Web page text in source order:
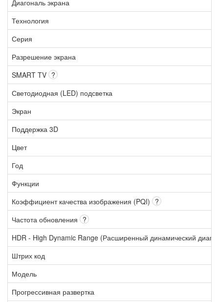
Диагональ экрана
Технология
Серия
Разрешение экрана
SMART TV ?
Светодиодная (LED) подсветка
Экран
Поддержка 3D
Цвет
Год
Функции
Коэффициент качества изображения (PQI) ?
Частота обновления ?
HDR - High Dynamic Range (Расширенный динамический
Штрих код
Модель
Прогрессивная развертка